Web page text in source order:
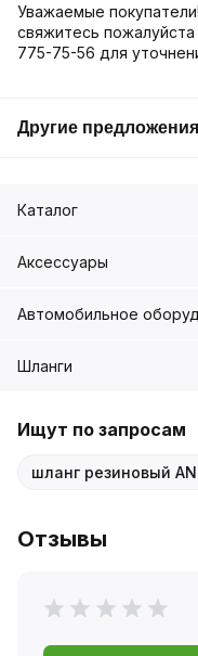
Уважаемые
свяжитесь
775-75-56 для
Другие
Каталог
Аксессуары
Автомобильное
Шланги
Ищут по запросам
шланг резиновый
Отзывы